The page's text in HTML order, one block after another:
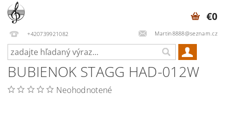
+420739921082 Martin8888@seznam.cz
€0
BUBIENOK STAGG HAD-012W
Neohodnotené